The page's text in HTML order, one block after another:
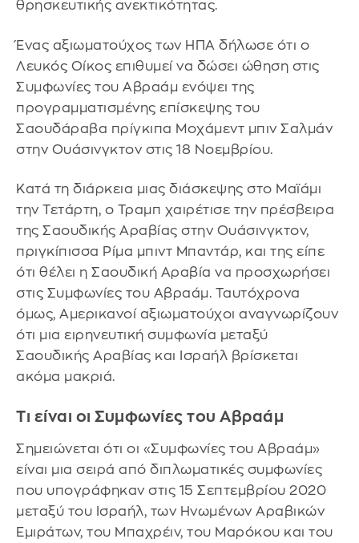
θρησκευτικής ανεκτικότητας.
Ένας αξιωματούχος των ΗΠΑ δήλωσε ότι ο
Λευκός Οίκος επιθυμεί να δώσει ώθηση στις
Συμφωνίες του Αβραάμ ενόψει της
προγραμματισμένης επίσκεψης του
Σαουδάραβα πρίγκιπα Μοχάμεντ μπιν Σαλμάν
στην Ουάσινγκτον στις 18 Νοεμβρίου.
Κατά τη διάρκεια μιας διάσκεψης στο Μαϊάμι
την Τετάρτη, ο Τραμπ χαιρέτισε την πρέσβειρα
της Σαουδικής Αραβίας στην Ουάσινγκτον,
πριγκίπισσα Ρίμα μπιντ Μπαντάρ, και της είπε
ότι θέλει η Σαουδική Αραβία να προσχωρήσει
στις Συμφωνίες του Αβραάμ. Ταυτόχρονα
όμως, Αμερικανοί αξιωματούχοι αναγνωρίζουν
ότι μια ειρηνευτική συμφωνία μεταξύ
Σαουδικής Αραβίας και Ισραήλ βρίσκεται
ακόμα μακριά.
Τι είναι οι Συμφωνίες του Αβραάμ
Σημειώνεται ότι οι «Συμφωνίες του Αβραάμ»
είναι μια σειρά από διπλωματικές συμφωνίες
που υπογράφηκαν στις 15 Σεπτεμβρίου 2020
μεταξύ του Ισραήλ, των Ηνωμένων Αραβικών
Εμιράτων, του Μπαχρέιν, του Μαρόκου και του